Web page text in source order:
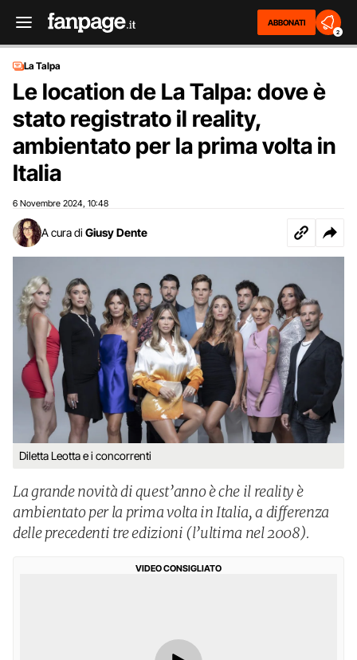
ABBONATI
2
La Talpa
Le location de La Talpa: dove è
stato registrato il reality,
ambientato per la prima volta in
Italia
6 Novembre 2024 10:48
A cura di Giusy Dente
Diletta Leotta e i concorrenti
La grande novità di quest’anno è che il reality è
ambientato per la prima volta in Italia, a differenza
delle precedenti tre edizioni (l’ultima nel 2008).
VIDEO CONSIGLIATO